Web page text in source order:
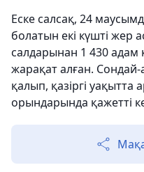
Еске салсақ, 24
болатын екі күшті жер
салдарынан 1 430 адам
жарақат алған.
қалып, қазіргі
орындарында қажетті